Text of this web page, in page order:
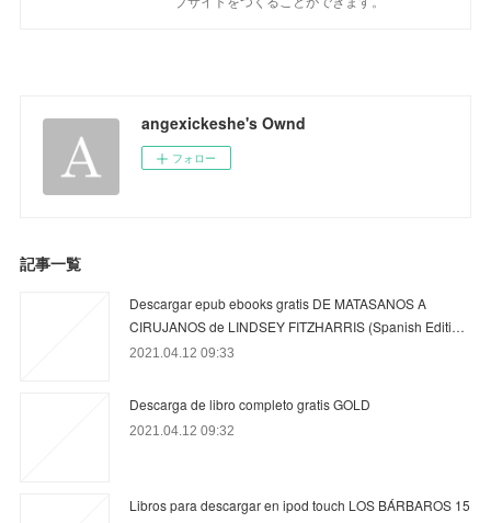
angexickeshe's Ownd
フォロー
記事一覧
Descargar epub ebooks gratis DE MATASANOS A
CIRUJANOS de LINDSEY FITZHARRIS (Spanish Editi…
2021.04.12 09:33
Descarga de libro completo gratis GOLD
2021.04.12 09:32
Libros para descargar en ipod touch LOS BÁRBAROS 15